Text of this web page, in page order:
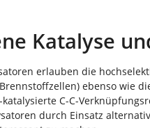
Katalyse
erlauben die
ebenso wie
C-C-
durch Einsatz